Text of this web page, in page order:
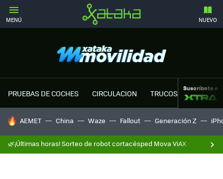
MENÚ NUEVO
PRUEBAS DE COCHES CIRCULACION TRUCOS MOTOR
Suscríbete a
HOY SE HABLA DE
AEMET China Waze Fallout Generación Z
🌿¡Últimas horas! Sorteo de robot cortacésped Mova ViAX